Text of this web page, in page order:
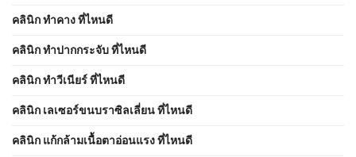
คลินิก ทำคาง ที่ไหนดี
คลินิก ทำปากกระจับ ที่ไหนดี
คลินิก ทำวีเนียร์ ที่ไหนดี
คลินิก เลเซอร์ขนบราซิลเลี่ยน ที่ไหนดี
คลินิก แก้กล้ามเนื้อตาอ่อนแรง ที่ไหนดี